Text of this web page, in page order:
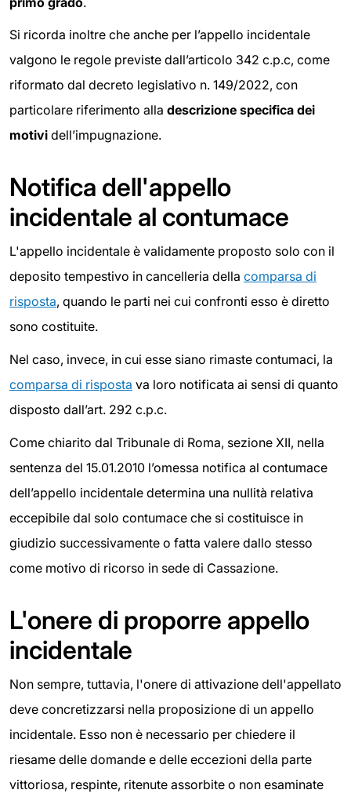
Si ricorda inoltre che anche per l’appello incidentale
valgono le regole previste dall’articolo 342 c.p.c, come
riformato dal decreto legislativo n. 149/2022, con
particolare riferimento alla descrizione specifica dei
motivi dell’impugnazione.
Notifica dell'appello
incidentale al contumace
L'appello incidentale è validamente proposto solo con il
deposito tempestivo in cancelleria della comparsa di
risposta, quando le parti nei cui confronti esso è diretto
sono costituite.
Nel caso, invece, in cui esse siano rimaste contumaci, la
comparsa di risposta va loro notificata ai sensi di quanto
disposto dall’art. 292 c.p.c.
Come chiarito dal Tribunale di Roma, sezione XII, nella
sentenza del 15.01.2010 l’omessa notifica al contumace
dell’appello incidentale determina una nullità relativa
eccepibile dal solo contumace che si costituisce in
giudizio successivamente o fatta valere dallo stesso
come motivo di ricorso in sede di Cassazione.
L'onere di proporre appello
incidentale
Non sempre, tuttavia, l'onere di attivazione dell'appellato
deve concretizzarsi nella proposizione di un appello
incidentale. Esso non è necessario per chiedere il
riesame delle domande e delle eccezioni della parte
vittoriosa, respinte, ritenute assorbite o non esaminate